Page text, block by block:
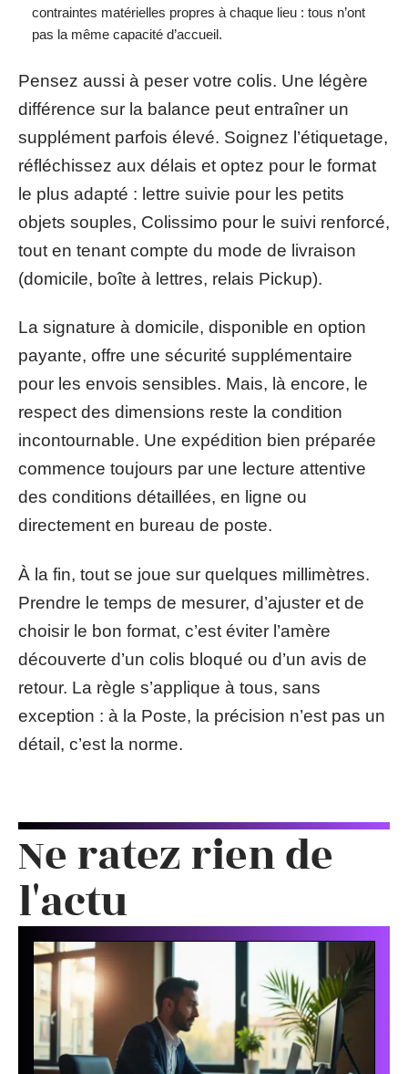
contraintes matérielles propres à chaque lieu : tous n’ont
pas la même capacité d’accueil.
Pensez aussi à peser votre colis. Une légère
différence sur la balance peut entraîner un
supplément parfois élevé. Soignez l’étiquetage,
réfléchissez aux délais et optez pour le format
le plus adapté : lettre suivie pour les petits
objets souples, Colissimo pour le suivi renforcé,
tout en tenant compte du mode de livraison
(domicile, boîte à lettres, relais Pickup).
La signature à domicile, disponible en option
payante, offre une sécurité supplémentaire
pour les envois sensibles. Mais, là encore, le
respect des dimensions reste la condition
incontournable. Une expédition bien préparée
commence toujours par une lecture attentive
des conditions détaillées, en ligne ou
directement en bureau de poste.
À la fin, tout se joue sur quelques millimètres.
Prendre le temps de mesurer, d’ajuster et de
choisir le bon format, c’est éviter l’amère
découverte d’un colis bloqué ou d’un avis de
retour. La règle s’applique à tous, sans
exception : à la Poste, la précision n’est pas un
détail, c’est la norme.
Ne ratez rien de
l'actu